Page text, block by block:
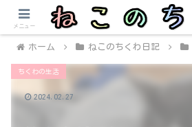
ホーム ねこのちくわ日記
ちくわの生活
2024.02.27
メニュー